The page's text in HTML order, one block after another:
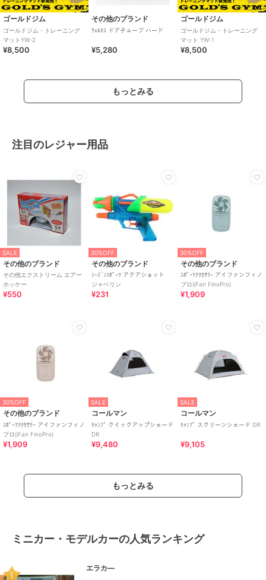
ゴールドジム
ゴールドジム・トレーニング
マットYW-2
¥8,500
その他のブランド
ｳｪﾙﾈｽ ドアチューブ ハード
¥5,280
ゴールドジム
ゴールドジム・トレーニング
マット YW-1
¥8,500
もっとみる
注目のレジャー用品
SALE
その他のブランド
その他エクストリーム エアー
ホッケー
¥550
30%OFF
その他のブランド
ｼｰｽﾞﾝｽﾎﾟｰﾂ アクアショット
ジャベリン
¥231
30%OFF
その他のブランド
ｽﾎﾟｰﾂｱｸｾｻﾘｰ アイファンフィノ
プロ(iFan FinoPro)
¥1,909
30%OFF
その他のブランド
ｽﾎﾟｰﾂｱｸｾｻﾘｰ アイファンフィノ
プロ(iFan FinoPro)
¥1,909
SALE
コールマン
ｷｬﾝﾌﾟ クイックアップシェード
DR
¥9,480
SALE
コールマン
ｷｬﾝﾌﾟ スクリーンシェード DR
¥9,105
もっとみる
ミニカー・モデルカーの人気ランキング
エラカ―